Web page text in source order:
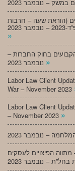
(הוראת שעה – חרבות
»
בחוק החברות –
»
Labor Law Client
War – November 2023
Labor Law Client
– November 2023 »
הפיצויים לעסקים